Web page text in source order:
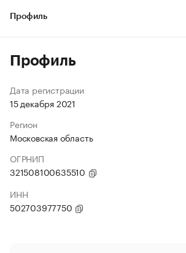
Профиль
Профиль
Дата регистрации
15 декабря 2021
Регион
Московская область
ОГРНИП
321508100635510
ИНН
502703977750